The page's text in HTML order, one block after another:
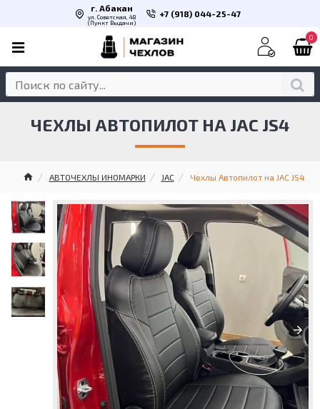
г. Абакан
ул. Советская, 48
(Пункт Выдачи)
+7 (918) 044-25-47
0
АВТОЧЕХЛЫ ИНОМАРКИ JAC Чехлы Автопилот на JAC JS4
ЧЕХЛЫ АВТОПИЛОТ НА JAC JS4